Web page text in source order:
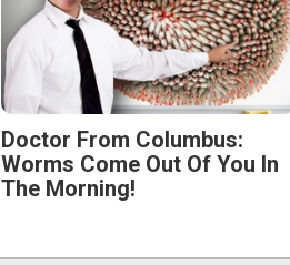
Doctor From Columbus:
Worms Come Out Of You In
The Morning!